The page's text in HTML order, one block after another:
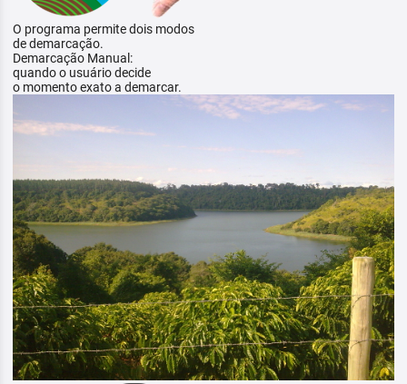
O programa permite dois modos
de demarcação.
Demarcação Manual:
quando o usuário decide
o momento exato a demarcar.